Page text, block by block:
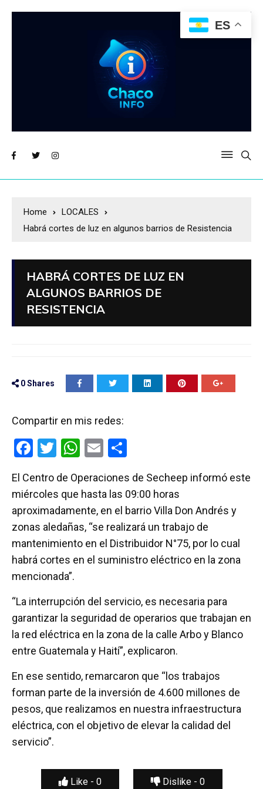
Home
LOCALES
Habrá cortes de luz en algunos barrios de Resistencia
HABRÁ CORTES DE LUZ EN
ALGUNOS BARRIOS DE
RESISTENCIA
0Shares
Compartir en mis redes:
F
ce
b
o
o
k
T
tt
er
W
at
s
A
p
p
E
ail m
p
ar
tir
El Centro de Operaciones de Secheep informó este
miércoles que hasta las 09:00 horas
aproximadamente, en el barrio Villa Don Andrés y
zonas aledañas, “se realizará un trabajo de
mantenimiento en el Distribuidor N°75, por lo cual
habrá cortes en el suministro eléctrico en la zona
mencionada”.
“La interrupción del servicio, es necesaria para
garantizar la seguridad de operarios que trabajan en
la red eléctrica en la zona de la calle Arbo y Blanco
entre Guatemala y Haití”, explicaron.
En ese sentido, remarcaron que “los trabajos
forman parte de la inversión de 4.600 millones de
pesos, que realizamos en nuestra infraestructura
eléctrica, con el objetivo de elevar la calidad del
servicio”.
Like - 0 Dislike - 0
ES